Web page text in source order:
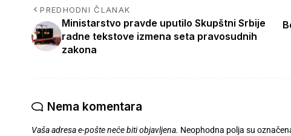
PREDHODNI ČLANAK
Ministarstvo pravde uputilo Skupštni Srbije
radne tekstove izmena seta pravosudnih
zakona
Nema komentara
Vaša adresa e-pošte neće biti objavljena. Neophodna polja su